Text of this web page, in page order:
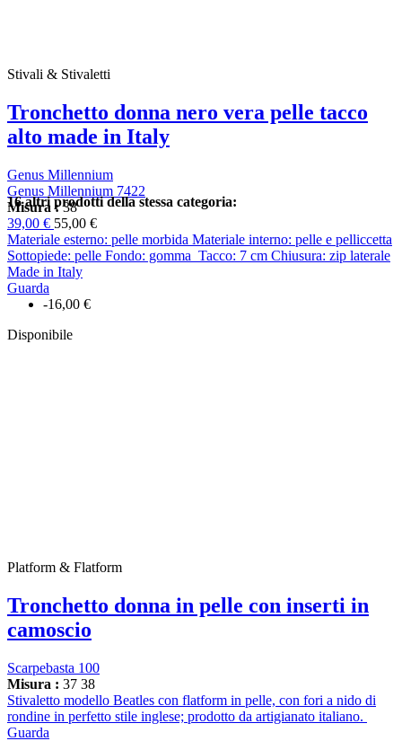
-16,00 €
Disponibile
Stivali & Stivaletti
Tronchetto donna nero vera pelle tacco
alto made in Italy
Genus Millennium
Genus Millennium 7422
Misura : 38
39,00 € 55,00 €
Materiale esterno: pelle morbida Materiale interno: pelle e pelliccetta
Sottopiede: pelle Fondo: gomma Tacco: 7 cm Chiusura: zip laterale
Made in Italy
Guarda
16 altri prodotti della stessa categoria:
Platform & Flatform
Tronchetto donna in pelle con inserti in
camoscio
Scarpebasta 100
Misura : 37 38
Stivaletto modello Beatles con flatform in pelle, con fori a nido di
rondine in perfetto stile inglese; prodotto da artigianato italiano.
Guarda